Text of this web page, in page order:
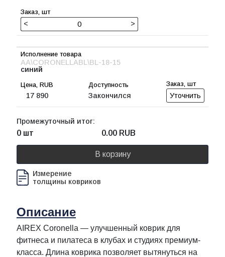
< >
AA\CORONELLABL\BL-18-15
синий
17 890 Закончился Уточнить
Измерение
толщины ковриков
Промежуточный итог:
0 шт 0.00 RUB
В корзину
Описание
AIREX Coronella — улучшенный коврик для
фитнеса и пилатеса в клубах и студиях премиум-
класса. Длина коврика позволяет вытянуться на